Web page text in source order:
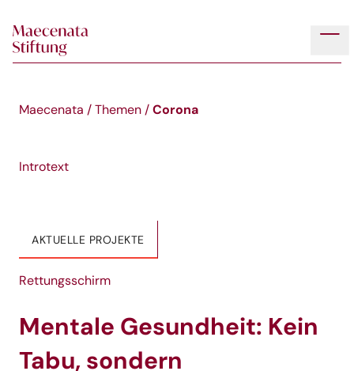
Maecenata / Themen / Corona
Introtext
AKTUELLE PROJEKTE
Rettungsschirm
Mentale Gesundheit: Kein
Tabu, sondern